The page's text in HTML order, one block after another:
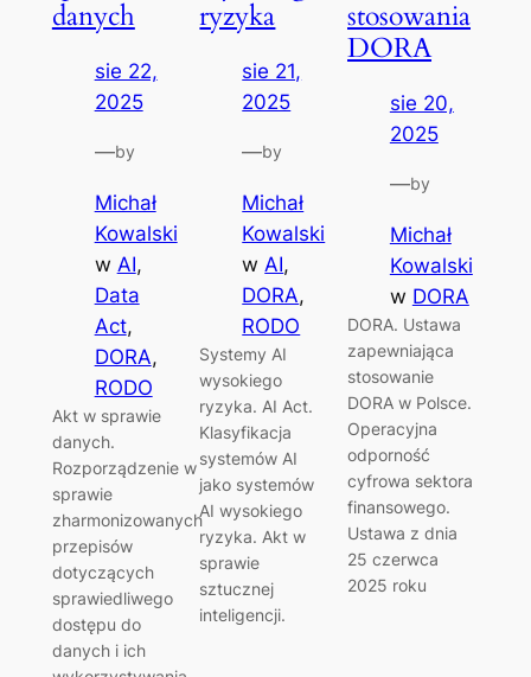
danych
sie 22,
2025
—by
Michał
Kowalski
w AI
Data
Act
DORA
RODO
Akt w sprawie
danych.
Rozporządzenie w
sprawie
zharmonizowanych
przepisów
dotyczących
sprawiedliwego
dostępu do
danych i ich
ryzyka
sie 21,
2025
—by
Michał
Kowalski
wAI
DORA
RODO
Systemy AI
wysokiego
ryzyka. AI Act.
Klasyfikacja
systemów AI
jako systemów
AI wysokiego
ryzyka. Akt w
sprawie
sztucznej
inteligencji.
stosowania
DORA
sie 20,
2025
—by
Michał
Kowalski
w DORA
DORA. Ustawa
zapewniająca
stosowanie
DORA w Polsce.
Operacyjna
odporność
cyfrowa sektora
finansowego.
Ustawa z dnia
25 czerwca
2025 roku